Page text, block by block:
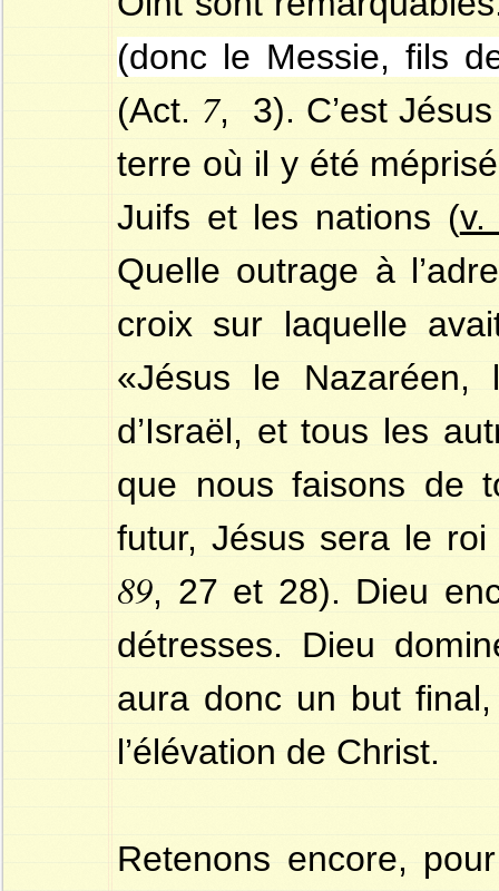
(donc le Messie, fils
(Act. 7, 3). C’est
terre où il y été
Juifs et les nations (
Quelle outrage à
croix sur laquelle
«Jésus le
d’Israël, et tous les
que nous faisons de
futur, Jésus sera le
89, 27 et 28). Dieu
détresses. Dieu
aura donc un but
l’élévation de Christ.
Retenons encore,